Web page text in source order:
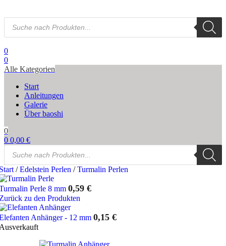
Products
search
0
0
Alle Kategorien
Start
Anleitungen
Galerie
Über baoshi
0
0 0,00 €
Products
search
/ Edelstein Perlen / Turmalin Perlen
Perle 8 mm 0,59 €
zu den Produkten
Anhänger - 12 mm 0,15 €